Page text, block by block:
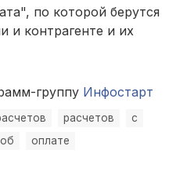
по которой берутся
и контрагенте и их
группу Инфостарт
расчетов
с
об
оплате